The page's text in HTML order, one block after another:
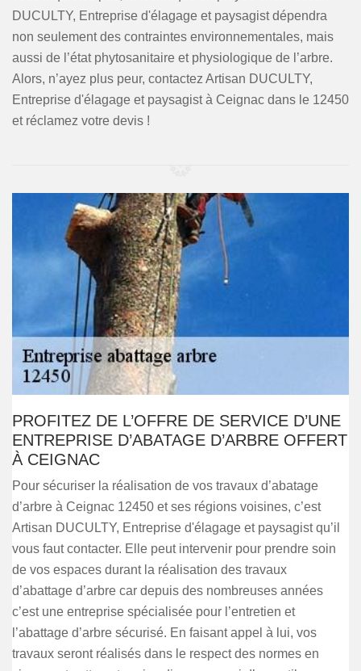
DUCULTY, Entreprise d'élagage et paysagist dépendra
non seulement des contraintes environnementales, mais
aussi de l’état phytosanitaire et physiologique de l’arbre.
Alors, n’ayez plus peur, contactez Artisan DUCULTY,
Entreprise d'élagage et paysagist à Ceignac dans le 12450
et réclamez votre devis !
PROFITEZ DE L’OFFRE DE SERVICE D’UNE
ENTREPRISE D’ABATAGE D’ARBRE OFFERT
À CEIGNAC
Pour sécuriser la réalisation de vos travaux d’abatage
d’arbre à Ceignac 12450 et ses régions voisines, c’est
Artisan DUCULTY, Entreprise d'élagage et paysagist qu’il
vous faut contacter. Elle peut intervenir pour prendre soin
de vos espaces durant la réalisation des travaux
d’abattage d’arbre car depuis des nombreuses années
c’est une entreprise spécialisée pour l’entretien et
l’abattage d’arbre sécurisé. En faisant appel à lui, vos
travaux seront réalisés dans le respect des normes en